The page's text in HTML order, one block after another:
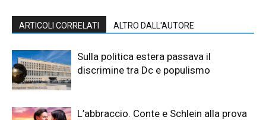
ARTICOLI CORRELATI ALTRO DALL'AUTORE
Sulla politica estera passava il
discrimine tra Dc e populismo
L’abbraccio. Conte e Schlein alla prova